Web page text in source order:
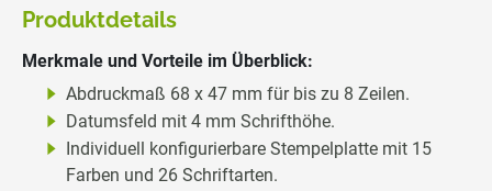
Produktdetails
Merkmale und Vorteile im Überblick:
Abdruckmaß 68 x 47 mm für bis zu 8 Zeilen.
Datumsfeld mit 4 mm Schrifthöhe.
Individuell konfigurierbare Stempelplatte mit 15
Farben und 26 Schriftarten.